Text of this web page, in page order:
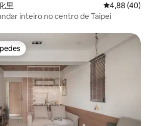
里 4,88 de uma
4,88 (40)
inteiro no centro de Taipei